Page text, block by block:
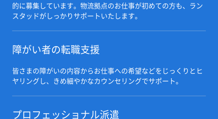
的に募集しています。物流拠点のお仕事が初めての方も、ラン
スタッドがしっかりサポートいたします。
障がい者の転職支援
皆さまの障がいの内容からお仕事への希望などをじっくりとヒ
ヤリングし、きめ細やかなカウンセリングでサポート。
プロフェッショナル派遣